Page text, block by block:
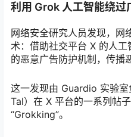
利用 Grok 人工智能绕过
网络安全研究人员发现，网
术：借助社交平台 X 的人
的恶意广告防护机制，传播
这一发现由 Guardio 实验
Tal）在 X 平台的一系列帖
“Grokking”。